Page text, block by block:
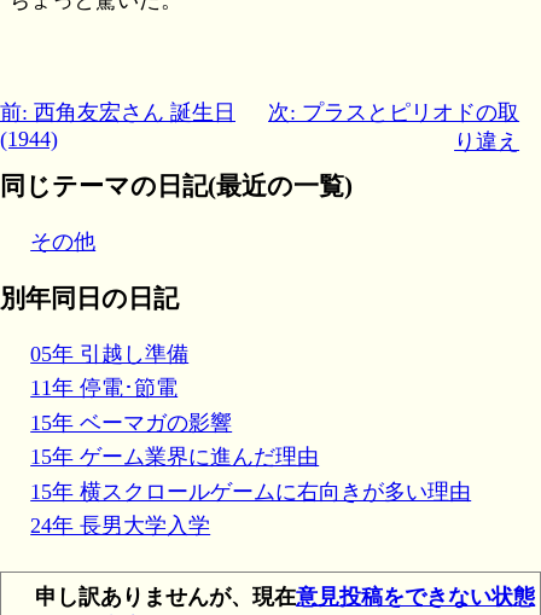
前: 西角友宏さん 誕生日
(1944)
次: プラスとピリオドの取
り違え
同じテーマの日記(最近の一覧)
その他
別年同日の日記
05年 引越し準備
11年 停電･節電
15年 ベーマガの影響
15年 ゲーム業界に進んだ理由
15年 横スクロールゲームに右向きが多い理由
24年 長男大学入学
申し訳ありませんが、現在意見投稿をできない状態